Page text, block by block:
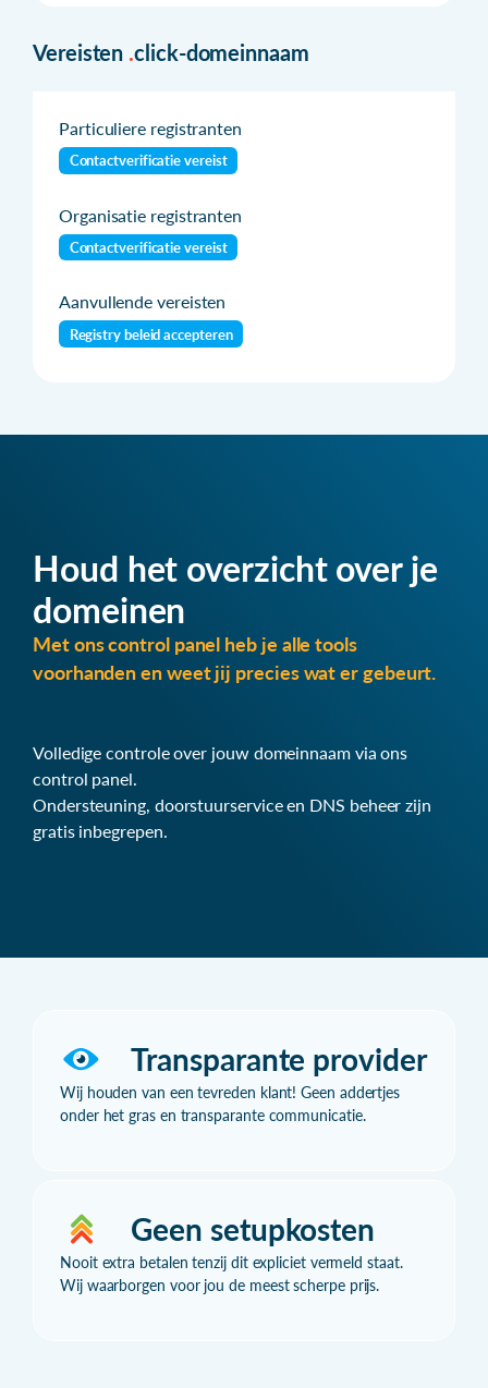
Vereisten .click-domeinnaam
Particuliere registranten
Contactverificatie vereist
Organisatie registranten
Contactverificatie vereist
Aanvullende vereisten
Registry beleid accepteren
Houd het overzicht over je
domeinen
Met ons control panel heb je alle tools
voorhanden en weet jij precies wat er gebeurt.
Volledige controle over jouw domeinnaam via ons
control panel.
Ondersteuning, doorstuurservice en DNS beheer zijn
gratis inbegrepen.
Transparante provider
Wij houden van een tevreden klant! Geen addertjes
onder het gras en transparante communicatie.
Geen setupkosten
Nooit extra betalen tenzij dit expliciet vermeld staat.
Wij waarborgen voor jou de meest scherpe prijs.